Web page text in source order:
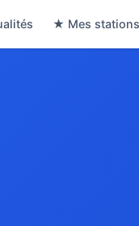
★ Mes stations